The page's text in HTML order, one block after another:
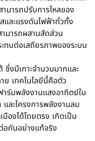
ารถปรับการไหลของ
และแรงดันไฟฟ้าทั่วทั้ง
ามารถผสานสัดส่วน
ทบต่อเสถียรภาพของระบบ
ซึ่งมีเกาะจำนวนมากและ
ย เทคโนโลยีนี้คือตัว
าร์มพลังงานแสงอาทิตย์ใน
ละโครงการพลังงานลม
องได้โดยตรง เกิดเป็น
อกันอย่างแท้จริง